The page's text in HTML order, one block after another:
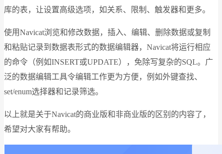
库的表，让设置高级选项，如关系、限制、触发器和更多。
使用Navicat浏览和修改数据，插入、编辑、删除数据或复制
和粘贴记录到数据表形式的数据编辑器，Navicat将运行相应
的命令（例如INSERT或UPDATE），免除写复杂的SQL。广
泛的数据编辑工具令编辑工作更为方便，例如外键查找、
set/enum选择器和记录筛选。
以上就是关于Navicat的商业版和非商业版的区别的内容了，
希望对大家有帮助。